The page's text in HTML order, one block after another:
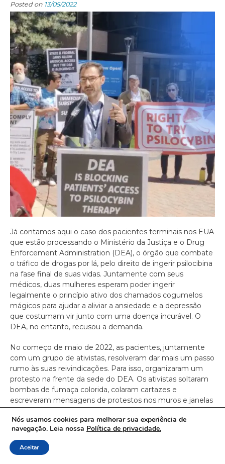
Posted on 13/05/2022
Já contamos aqui o caso dos pacientes terminais nos EUA
que estão processando o Ministério da Justiça e o Drug
Enforcement Administration (DEA), o órgão que combate
o tráfico de drogas por lá, pelo direito de ingerir psilocibina
na fase final de suas vidas. Juntamente com seus
médicos, duas mulheres esperam poder ingerir
legalmente o princípio ativo dos chamados cogumelos
mágicos para ajudar a aliviar a ansiedade e a depressão
que costumam vir junto com uma doença incurável. O
DEA, no entanto, recusou a demanda.
No começo de maio de 2022, as pacientes, juntamente
com um grupo de ativistas, resolveram dar mais um passo
rumo às suas reivindicações. Para isso, organizaram um
protesto na frente da sede do DEA. Os ativistas soltaram
bombas de fumaça colorida, colaram cartazes e
escreveram mensagens de protestos nos muros e janelas
e tiraram as bandeiras de sinalização do edifício. Como era
esperado, a polícia foi chamada.
As autoridades não detiveram os manifestantes
imediatamente. Em vez disso, tentaram negociar com
Nós usamos cookies para melhorar sua experiência de
navegação. Leia nossa Política de privacidade.
Aceitar